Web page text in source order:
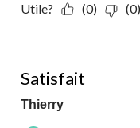
Utile? (0) (0)
Satisfait
Thierry